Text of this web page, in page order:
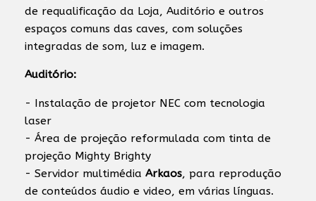
de requalificação da Loja, Auditório e outros
espaços comuns das caves, com soluções
integradas de som, luz e imagem.
Auditório:
- Instalação de projetor NEC com tecnologia
laser
- Área de projeção reformulada com tinta de
projeção Mighty Brighty
- Servidor multimédia Arkaos, para reprodução
de conteúdos áudio e video, em várias línguas.